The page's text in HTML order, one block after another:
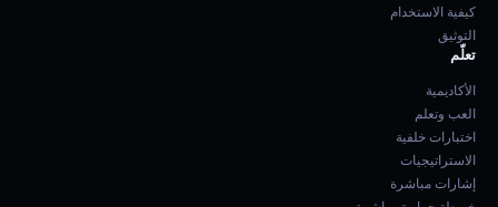
كيفية الاستخدام
التوثيق
تعلّم
الأكاديمية
العب وتعلم
اختبارات خلفية
الاستراتيجيات
إشارات مباشرة